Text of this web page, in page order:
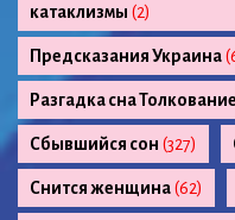
катаклизмы (2)
Предсказания Украина
Разгадка сна
Сбывшийся сон (327)
Снится женщина(62)